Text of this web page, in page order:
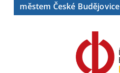
městem České Budějovice